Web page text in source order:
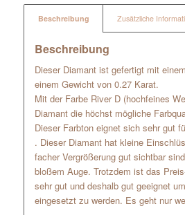
Beschreibung Zusätzliche
Beschreibung
Dieser Diamant ist gefertigt mit
einem Gewicht von 0.27 Karat.
Mit der Farbe River D (hochfeines
Diamant die höchst mögliche
Dieser Farbton eignet sich sehr gut
. Dieser Diamant hat kleine
facher Vergrößerung gut sichtbar
bloßem Auge. Trotzdem ist das
sehr gut und deshalb gut geeignet
eingesetzt zu werden. Es geht nur